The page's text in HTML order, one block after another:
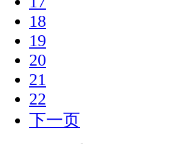
18
19
20
21
22
下一页